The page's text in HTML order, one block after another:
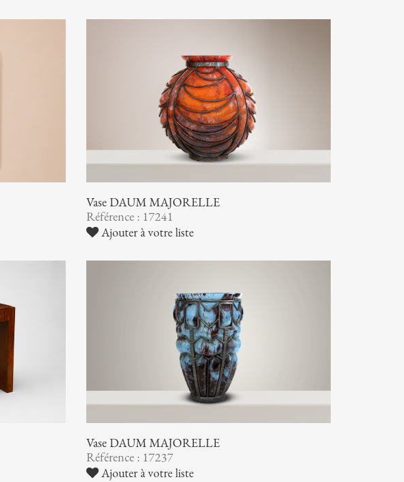
Vase DAUM MAJORELLE
Référence : 17241
Ajouter à votre liste
Vase DAUM MAJORELLE
Référence : 17237
Ajouter à votre liste